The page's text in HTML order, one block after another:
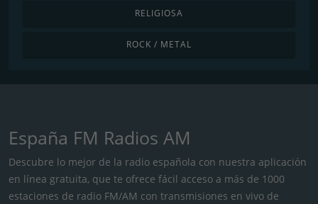
RELIGIOSA
ROCK / METAL
España FM Radios AM
Descubre lo mejor de la radio española con nuestra aplicación
en línea gratuita, que te ofrece fácil acceso a más de 1000
estaciones de radio FM/AM con transmisiones en vivo de